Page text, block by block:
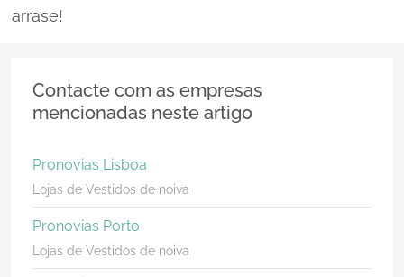
arrase!
Contacte com as empresas
mencionadas neste artigo
Pronovias Lisboa
Lojas de Vestidos de noiva
Pronovias Porto
Lojas de Vestidos de noiva